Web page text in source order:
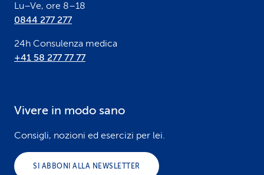
Lu–Ve, ore 8–18
0844 277 277
24h Consulenza medica
+41 58 277 77 77
Vivere in modo sano
Consigli, nozioni ed esercizi per lei.
SI ABBONI ALLA NEWSLETTER